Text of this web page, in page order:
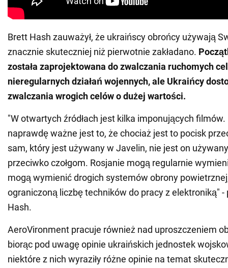
Brett Hash zauważył, że ukraińscy obrońcy używają
znacznie skuteczniej niż pierwotnie zakładano.
została zaprojektowana do zwalczania ruchomych
nieregularnych działań wojennych, ale Ukraińcy
zwalczania wrogich celów o dużej wartości.
"W otwartych źródłach jest kilka imponujących filmów.
naprawdę ważne jest to, że chociaż jest to pocisk
sam, który jest używany w Javelin, nie jest on
przeciwko czołgom. Rosjanie mogą regularnie
mogą wymienić drogich systemów obrony
ograniczoną liczbę techników do pracy z elektroniką" -
Hash.
AeroVironment pracuje również nad uproszczeniem
biorąc pod uwagę opinie ukraińskich jednostek
niektóre z nich wyraziły różne opinie na temat